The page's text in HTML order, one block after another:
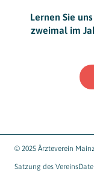
Lernen Sie
zweimal im
© 2025 Ärzteverein
Satzung des Vereins